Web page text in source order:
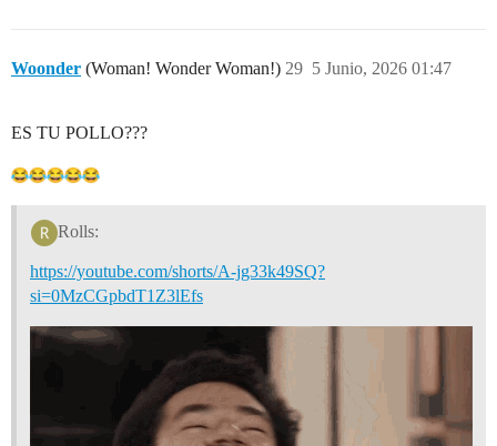
Woonder (Woman! Wonder Woman!) 5 Junio, 2026 01:47
29
ES TU POLLO???
Rolls:
https://youtube.com/shorts/A-jg33k49SQ?
si=0MzCGpbdT1Z3lEfs